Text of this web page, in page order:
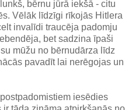
bērnu jūrā iekšā - citu
Vēlāk līdzīgi rīkojās Hitlera
invalīdi traucēja padomju
bet sadzina īpaši
mūžu no bērnudārza līdz
pavadīt lai nerēgojas un
iesēdies